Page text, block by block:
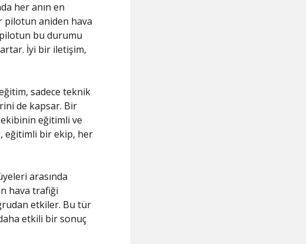
her anın en
pilotun aniden hava
pilotun bu durumu
artar. İyi bir iletişim,
sadece teknik
de kapsar. Bir
ekibinin eğitimli ve
eğitimli bir ekip, her
arasında
hava trafiği
etkiler. Bu tür
etkili bir sonuç